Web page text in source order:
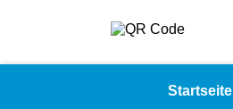
Startseite